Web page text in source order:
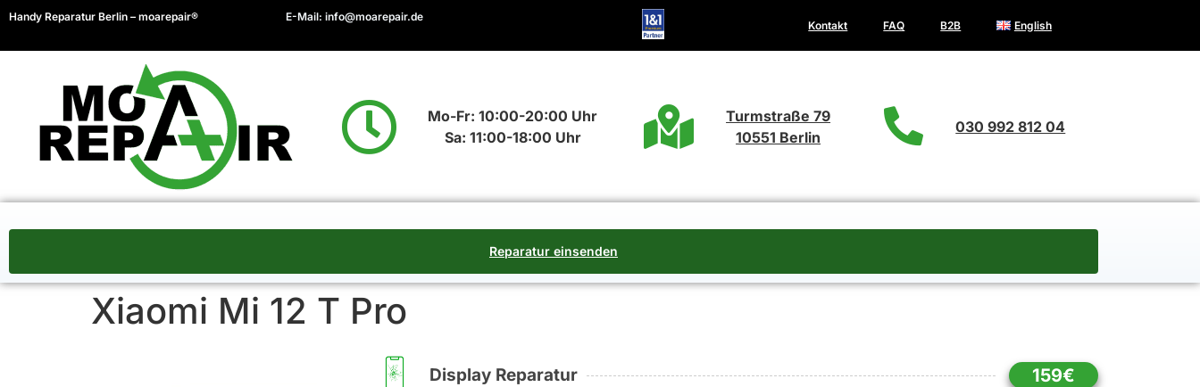
Handy Reparatur Berlin – moarepair® E-Mail: info@moarepair.de
Kontakt FAQ B2B English
Mo-Fr: 10:00-20:00 Uhr
Sa: 11:00-18:00 Uhr
Turmstraße 79
10551 Berlin
030 992 812 04
Reparatur einsenden
Xiaomi Mi 12 T Pro
Display Reparatur 159€